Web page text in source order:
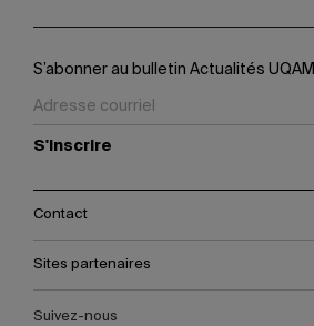
S’abonner au bulletin Actualités UQAM
S'inscrire
Contact
Sites partenaires
Suivez-nous